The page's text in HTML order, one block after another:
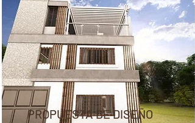
PROPUESTA DE DISEÑO